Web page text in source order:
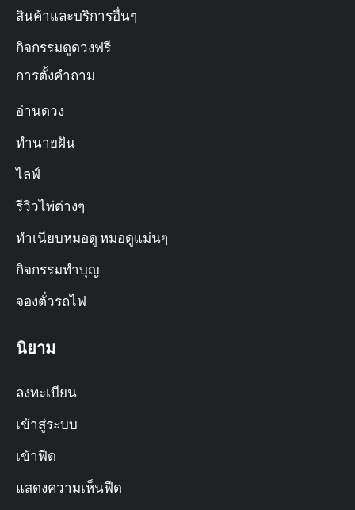
สินค้าและบริการอื่นๆ
กิจกรรมดูดวงฟรี
การตั้งคำถาม
อ่านดวง
ทำนายฝัน
ไลฟ์
รีวิวไพ่ต่างๆ
ทำเนียบหมอดู หมอดูแม่นๆ
กิจกรรมทำบุญ
จองตั๋วรถไฟ
นิยาม
ลงทะเบียน
เข้าสู่ระบบ
เข้าฟีด
แสดงความเห็นฟีด